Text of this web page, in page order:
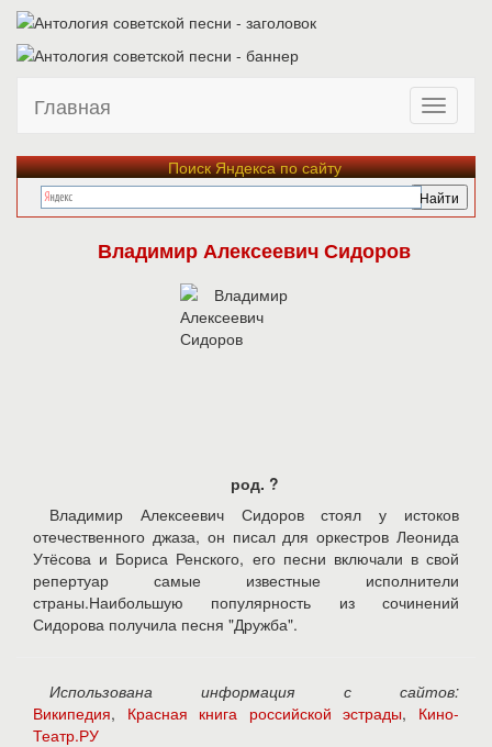
Главная
Поиск Яндекса по сайту
Владимир Алексеевич Сидоров
род. ?
Владимир Алексеевич Сидоров стоял у истоков
отечественного джаза, он писал для оркестров Леонида
Утёсова и Бориса Ренского, его песни включали в свой
репертуар самые известные исполнители
страны.Наибольшую популярность из сочинений
Сидорова получила песня "Дружба".
Использована информация с сайтов:
Википедия, Красная книга российской эстрады, Кино-
Театр.РУ